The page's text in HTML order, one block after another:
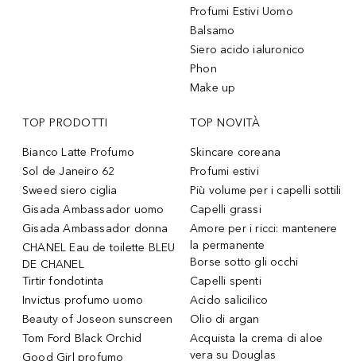
Profumi Estivi Uomo
Balsamo
Siero acido ialuronico
Phon
Make up
TOP PRODOTTI
Bianco Latte Profumo
Sol de Janeiro 62
Sweed siero ciglia
Gisada Ambassador uomo
Gisada Ambassador donna
CHANEL Eau de toilette BLEU
DE CHANEL
Tirtir fondotinta
Invictus profumo uomo
Beauty of Joseon sunscreen
Tom Ford Black Orchid
Good Girl profumo
TOP NOVITÀ
Skincare coreana
Profumi estivi
Più volume per i capelli sottili
Capelli grassi
Amore per i ricci: mantenere
la permanente
Borse sotto gli occhi
Capelli spenti
Acido salicilico
Olio di argan
Acquista la crema di aloe
vera su Douglas